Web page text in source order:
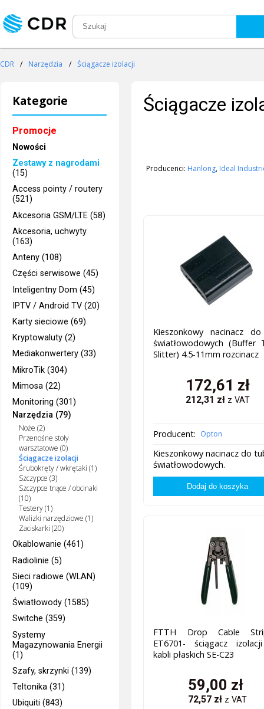
CDR / Narzędzia / Ściągacze izolacji
Kategorie
Promocje
Nowości
Zestawy z nagrodami
(15)
Access pointy / routery
(521)
Akcesoria GSM/LTE (58)
Akcesoria, uchwyty
(163)
Anteny (108)
Części serwisowe (45)
Inteligentny Dom (45)
IPTV / Android TV (20)
Karty sieciowe (69)
Kryptowaluty (2)
Mediakonwertery (33)
MikroTik (304)
Mimosa (22)
Monitoring (301)
Narzędzia (79)
Noże (2)
Przenośne stoły
warsztatowe (0)
Ściągacze izolacji
Śrubokręty / wkrętaki (1)
Szczypce (3)
Szczypce tnące / obcinaki
(10)
Testery (1)
Walizki narzędziowe (1)
Zaciskarki (20)
Okablowanie (461)
Radiolinie (5)
Sieci radiowe (WLAN)
(109)
Światłowody (1585)
Switche (359)
Systemy
Magazynowania Energii
(1)
Szafy, skrzynki (139)
Teltonika (31)
Ubiquiti (843)
Ściągacze
Producenci: Hanlong, Ideal
Kieszonkowy nacinacz
światłowodowych (Buffer
Slitter) 4.5-11mm rozcinacz
172,61 zł
212,31 zł z VAT
Producent: Opton
Kieszonkowy nacinacz do
światłowodowych.
FTTH Drop Cable
ET6701- ściągacz
kabli płaskich SE-C23
59,00 zł
72,57 zł z VAT